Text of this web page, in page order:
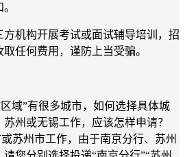
方机构开展考试或面试辅导培训，招
任何费用，谨防上当受骗。
域”有很多城市，如何选择具体城
州或无锡工作，应该怎样申请？
苏州市工作，由于南京分行、苏州